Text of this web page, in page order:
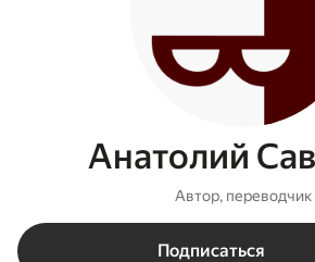
Анатолий
Автор, переводчик
Подписаться